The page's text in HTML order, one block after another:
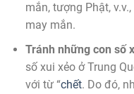
mắn, tượng Phật,
may mắn.
Tránh những con số
số xui xẻo ở Trung
với từ “chết. Do đó,